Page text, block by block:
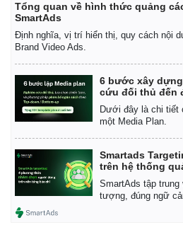
Bất động sản
Khởi nghiệp
Tổng quan về hình thức quảng
SmartAds
Định nghĩa, vị trí hiển thị, quy cách nội
Brand Video Ads.
6 bước xây
cứu đối thủ đến
Dưới đây là chi tiết
một Media Plan.
Smartads
trên hệ thống
SmartAds tập trung
tượng, đúng ngữ